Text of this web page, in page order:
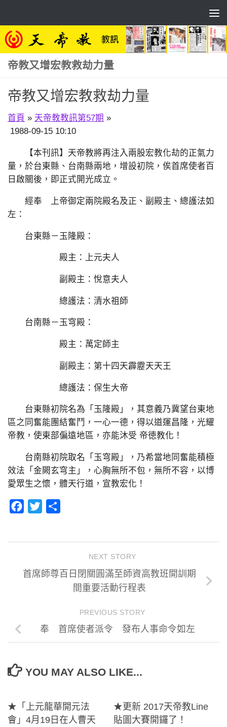
帝教又增宏教救劫力量
帝教又增宏教救劫力量
首頁 » 天帝教教訊第57期 »
1988-09-15 10:10
【本刊訊】天帝教將再注入兩股宏教化劫的正氣力
量，於台東縣、台南縣兩地，增設初院，俟首席使者百
日啟關後，即正式開光成立。
經奉 上帝御定兩院殿名及正、副殿主、總護法如
左：
台東縣－玉隆殿：
殿主：上元夫人
副殿主：悅意夫人
總護法：清水祖師
台南縣－玉穹殿：
殿主：萬定師主
副殿主：第十四天霹靂天天王
總護法：保生大帝
台東縣初院名為「玉隆殿」，其意義乃冀望台東地
區之同奮能團結奮鬥，一心一德，得以道運昌隆，光耀
帝教，使東部偏遠地區，亦能沐受 帝徳教化！
台南縣初院取名「玉穹殿」，乃希當地同奮能積極
效法「金闕玄穹主」，心胸無所不包，無所不容，以博
愛眾生之懷，體天行道，宣教宏化！
Facebook
Twitter
NEXT STORY
首席師尊百日閉關圓滿至師資高教班開訓期
間重要活動行程表
PREVIOUS STORY
奉 首席使者派令 發布人事命令如左
YOU MAY ALSO LIKE...
★「上元龍華開元法
會」4月19日在人曹天
★更新 2017天帝教Line
貼圖大賽開鑼了！